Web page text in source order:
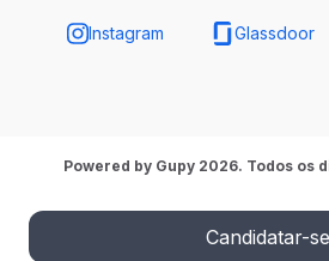
Instagram Glassdoor
Candidatar-se
Powered by Gupy 2026. Todos os